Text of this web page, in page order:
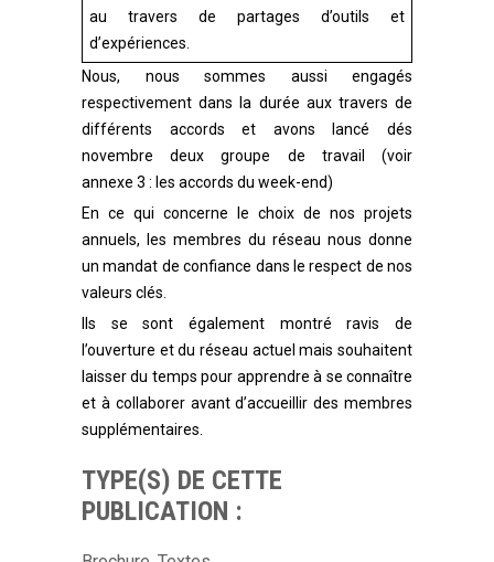
au travers de partages d’outils et
d’expériences.
Nous, nous sommes aussi engagés
respectivement dans la durée aux travers de
différents accords et avons lancé dés
novembre deux groupe de travail (voir
annexe 3 : les accords du week-end)
En ce qui concerne le choix de nos projets
annuels, les membres du réseau nous donne
un mandat de confiance dans le respect de nos
valeurs clés.
Ils se sont également montré ravis de
l’ouverture et du réseau actuel mais souhaitent
laisser du temps pour apprendre à se connaître
et à collaborer avant d’accueillir des membres
supplémentaires.
TYPE(S) DE CETTE
PUBLICATION :